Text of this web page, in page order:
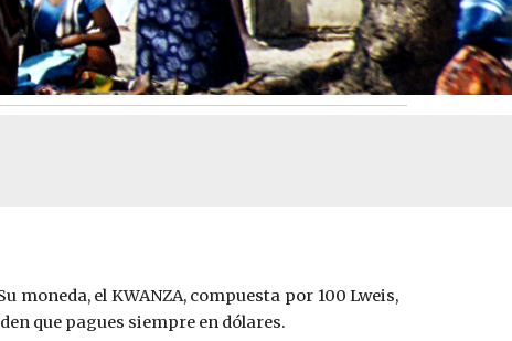
moneda, el KWANZA, compuesta por 100 Lweis,
que pagues siempre en dólares.